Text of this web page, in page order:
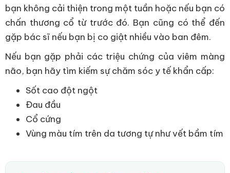
bạn không cải thiện trong một tuần hoặc nếu bạn có
chấn thương cổ từ trước đó. Bạn cũng có thể đến
gặp bác sĩ nếu bạn bị co giật nhiều vào ban đêm.
Nếu bạn gặp phải các triệu chứng của viêm màng
não, bạn hãy tìm kiếm sự chăm sóc y tế khẩn cấp:
Sốt cao đột ngột
Đau đầu
Cổ cứng
Vùng màu tím trên da tương tự như vết bầm tím